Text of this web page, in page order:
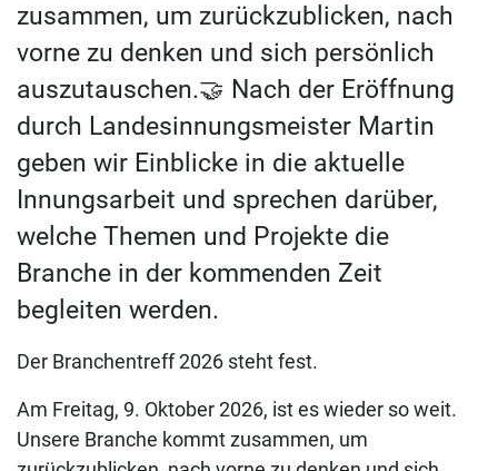
zusammen, um zurückzublicken, nach
vorne zu denken und sich persönlich
auszutauschen.🤝 Nach der Eröffnung
durch Landesinnungsmeister Martin
geben wir Einblicke in die aktuelle
Innungsarbeit und sprechen darüber,
welche Themen und Projekte die
Branche in der kommenden Zeit
begleiten werden.
Der Branchentreff 2026 steht fest.
Am Freitag, 9. Oktober 2026, ist es wieder so weit.
Unsere Branche kommt zusammen, um